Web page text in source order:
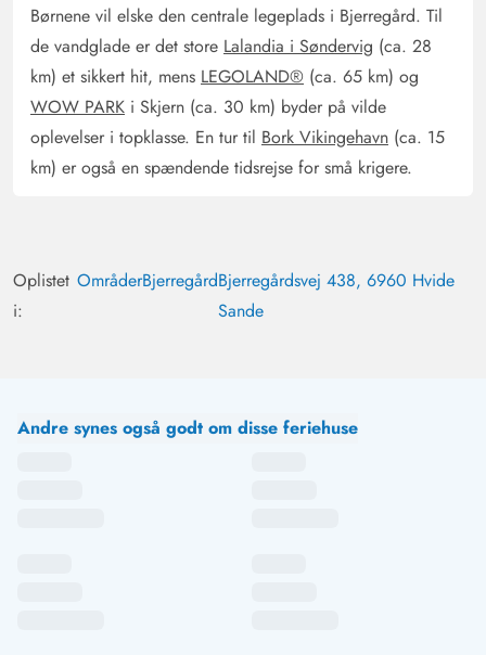
Børnene vil elske den centrale legeplads i Bjerregård. Til
de vandglade er det store Lalandia i Søndervig (ca. 28
km) et sikkert hit, mens LEGOLAND® (ca. 65 km) og
WOW PARK i Skjern (ca. 30 km) byder på vilde
oplevelser i topklasse. En tur til Bork Vikingehavn (ca. 15
km) er også en spændende tidsrejse for små krigere.
Oplistet
i:
OmråderBjerregårdBjerregårdsvej 438, 6960 Hvide
Sande
Andre synes også godt om disse feriehuse